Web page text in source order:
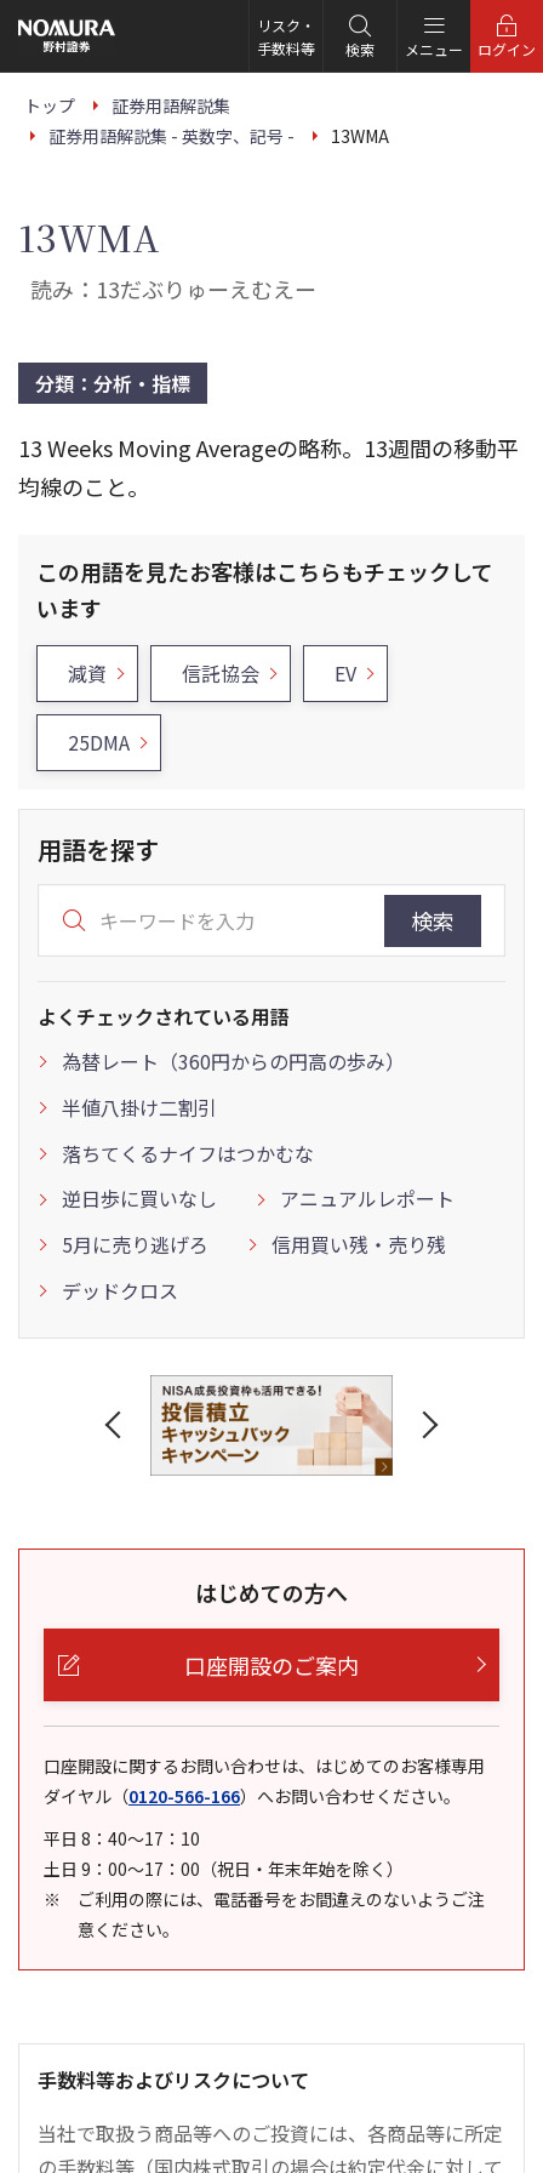
の
ー
リスク・
手数料等
検索 メニュー ログイン
トップ
証券用語解説集
証券用語解説集 - 英数字、記号 -
13WMA
13WMA
読み：13だぶりゅーえむえー
分類：分析・指標
13 Weeks Moving Averageの略称。13週間の移動平
均線のこと。
この用語を見たお客様はこちらもチェックして
います
減資 信託協会 EV
25DMA
用語を探す
検索
よくチェックされている用語
為替レート（360円からの円高の歩み）
半値八掛け二割引
落ちてくるナイフはつかむな
逆日歩に買いなし
アニュアルレポート
5月に売り逃げろ
信用買い残・売り残
デッドクロス
はじめての方へ
口座開設のご案内
口座開設に関するお問い合わせは、はじめてのお客様専用
ダイヤル （0120-566-166） へお問い合わせください。
平日 8：40～17：10
土日 9：00～17：00（祝日・年末年始を除く）
ご利用の際には、電話番号をお間違えのないようご注
意ください。
手数料等およびリスクについて
当社で取扱う商品等へのご投資には、各商品等に所定